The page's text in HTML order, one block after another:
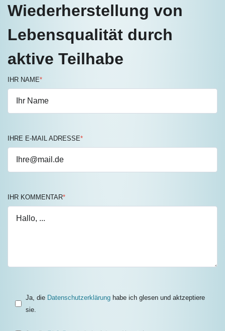
Wiederherstellung von
Lebensqualität durch
aktive Teilhabe
IHR NAME*
IHRE E-MAIL ADRESSE*
IHR KOMMENTAR*
Ja, die Datenschutzerklärung habe ich glesen und aktzeptiere
sie.